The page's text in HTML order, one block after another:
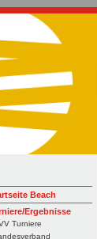
Beach
Ergebnisse
Turniere